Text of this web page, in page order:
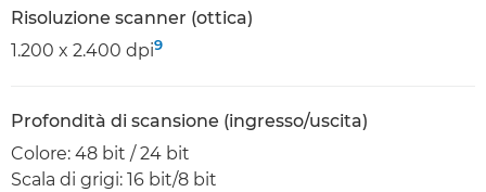
Risoluzione scanner (ottica)
1.200 x 2.400 dpi9
Profondità di scansione (ingresso/uscita)
Colore: 48 bit / 24 bit
Scala di grigi: 16 bit/8 bit